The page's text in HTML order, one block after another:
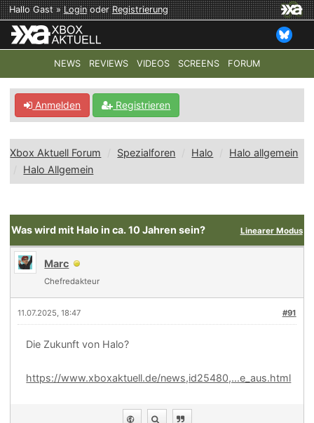
Hallo Gast »LoginoderRegistrierung
NEWS REVIEWS VIDEOS SCREENS FORUM
TOP-THEMEN: COD: MODERN WARFARE 4 HALO:
Anmelden Registrieren
Xbox Aktuell Forum Spezialforen Halo
Halo allgemein
Halo Allgemein
Linearer Modus
Was wird mit Halo in ca. 10 Jahren sein?
Marc
Chefredakteur
#91
11.07.2025, 18:47
Die Zukunft von Halo?
https://www.xboxaktuell.de/news,id25480,...e_aus.html